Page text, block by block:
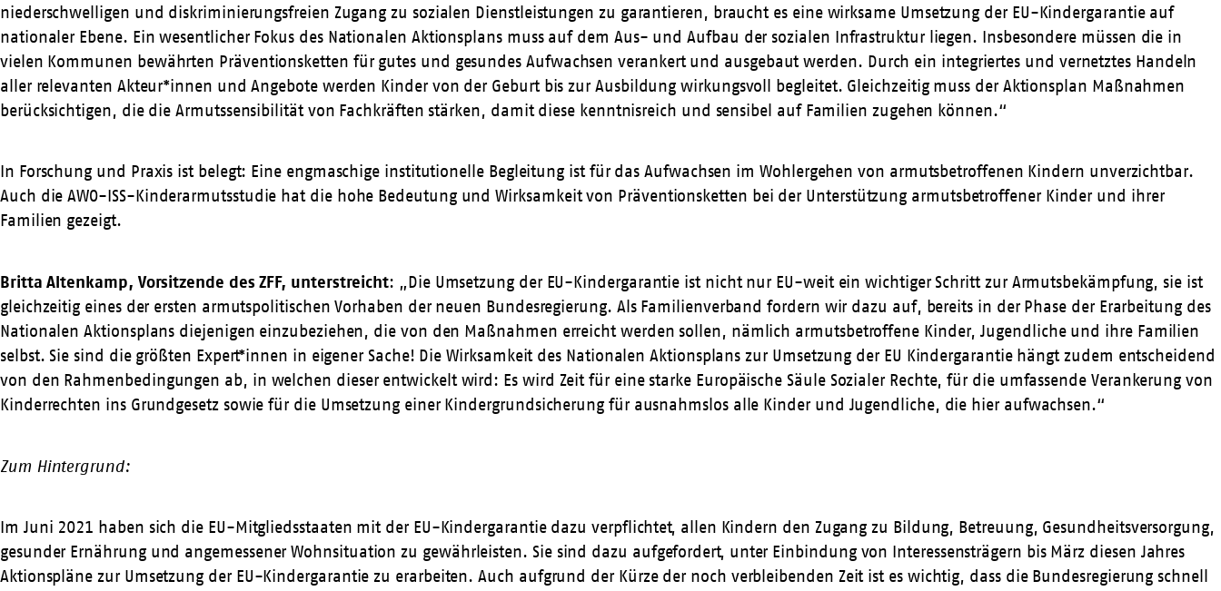
niederschwelligen und diskriminierungsfreien Zugang zu sozialen Dienstleistungen zu garantieren, braucht es eine wirksame Umsetzung der EU-Kindergarantie auf
nationaler Ebene. Ein wesentlicher Fokus des Nationalen Aktionsplans muss auf dem Aus- und Aufbau der sozialen Infrastruktur liegen. Insbesondere müssen die in
vielen Kommunen bewährten Präventionsketten für gutes und gesundes Aufwachsen verankert und ausgebaut werden. Durch ein integriertes und vernetztes Handeln
aller relevanten Akteur*innen und Angebote werden Kinder von der Geburt bis zur Ausbildung wirkungsvoll begleitet. Gleichzeitig muss der Aktionsplan Maßnahmen
berücksichtigen, die die Armutssensibilität von Fachkräften stärken, damit diese kenntnisreich und sensibel auf Familien zugehen können.“
In Forschung und Praxis ist belegt: Eine engmaschige institutionelle Begleitung ist für das Aufwachsen im Wohlergehen von armutsbetroffenen Kindern unverzichtbar.
Auch die AWO-ISS-Kinderarmutsstudie hat die hohe Bedeutung und Wirksamkeit von Präventionsketten bei der Unterstützung armutsbetroffener Kinder und ihrer
Familien gezeigt.
Britta Altenkamp, Vorsitzende des ZFF, unterstreicht: „Die Umsetzung der EU-Kindergarantie ist nicht nur EU-weit ein wichtiger Schritt zur Armutsbekämpfung, sie ist
gleichzeitig eines der ersten armutspolitischen Vorhaben der neuen Bundesregierung. Als Familienverband fordern wir dazu auf, bereits in der Phase der Erarbeitung des
Nationalen Aktionsplans diejenigen einzubeziehen, die von den Maßnahmen erreicht werden sollen, nämlich armutsbetroffene Kinder, Jugendliche und ihre Familien
selbst. Sie sind die größten Expert*innen in eigener Sache! Die Wirksamkeit des Nationalen Aktionsplans zur Umsetzung der EU Kindergarantie hängt zudem entscheidend
von den Rahmenbedingungen ab, in welchen dieser entwickelt wird: Es wird Zeit für eine starke Europäische Säule Sozialer Rechte, für die umfassende Verankerung von
Kinderrechten ins Grundgesetz sowie für die Umsetzung einer Kindergrundsicherung für ausnahmslos alle Kinder und Jugendliche, die hier aufwachsen.“
Zum Hintergrund:
Im Juni 2021 haben sich die EU-Mitgliedsstaaten mit der EU-Kindergarantie dazu verpflichtet, allen Kindern den Zugang zu Bildung, Betreuung, Gesundheitsversorgung,
gesunder Ernährung und angemessener Wohnsituation zu gewährleisten. Sie sind dazu aufgefordert, unter Einbindung von Interessensträgern bis März diesen Jahres
Aktionspläne zur Umsetzung der EU-Kindergarantie zu erarbeiten. Auch aufgrund der Kürze der noch verbleibenden Zeit ist es wichtig, dass die Bundesregierung schnell